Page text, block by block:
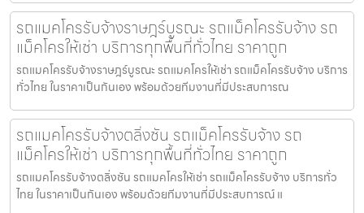
รถแมคโครรับจ้างราษฎร์บูรณะ รถแม็คโครรับจ้าง รถ
แม็คโครให้เช่า บริการทุกพื้นที่ทั่วไทย ราคาถูก
รถแมคโครรับจ้างราษฎร์บูรณะ รถแมคโครให้เช่า รถแม็คโครรับจ้าง บริการ
ทั่วไทย ในราคาเป็นกันเอง พร้อมด้วยทีมงานที่มีประสบการณ
รถแมคโครรับจ้างตลิ่งชัน รถแม็คโครรับจ้าง รถ
แม็คโครให้เช่า บริการทุกพื้นที่ทั่วไทย ราคาถูก
รถแมคโครรับจ้างตลิ่งชัน รถแมคโครให้เช่า รถแม็คโครรับจ้าง บริการทั่ว
ไทย ในราคาเป็นกันเอง พร้อมด้วยทีมงานที่มีประสบการณ์ แ